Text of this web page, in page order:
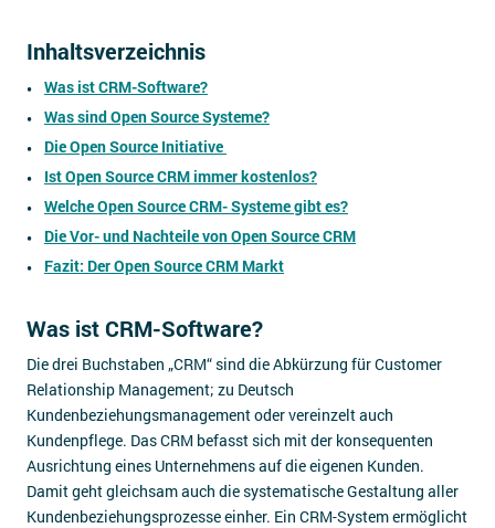
Inhaltsverzeichnis
Was ist CRM-Software?
Was sind Open Source Systeme?
Die Open Source Initiative
Ist Open Source CRM immer kostenlos?
Welche Open Source CRM- Systeme gibt es?
Die Vor- und Nachteile von Open Source CRM
Fazit: Der Open Source CRM Markt
Was ist CRM-Software?
Die drei Buchstaben „CRM“ sind die Abkürzung für Customer
Relationship Management; zu Deutsch
Kundenbeziehungsmanagement oder vereinzelt auch
Kundenpflege. Das CRM befasst sich mit der konsequenten
Ausrichtung eines Unternehmens auf die eigenen Kunden.
Damit geht gleichsam auch die systematische Gestaltung aller
Kundenbeziehungsprozesse einher. Ein CRM-System ermöglicht